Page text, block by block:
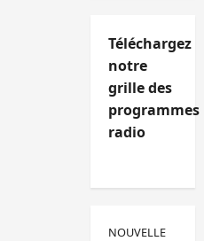
Téléchargez
notre
grille des
programmes
radio
NOUVELLE